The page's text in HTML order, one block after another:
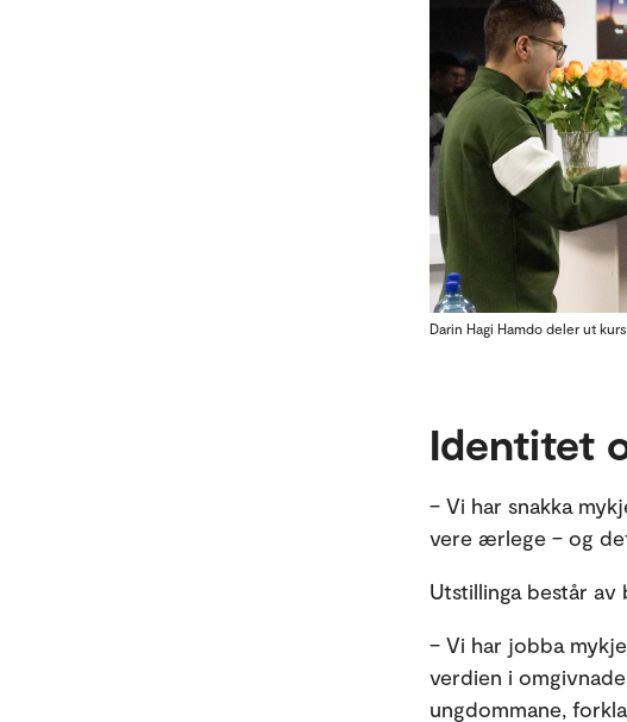
Darin Hagi Hamdo deler ut
Identitet
– Vi har snakka
vere ærlege – og
Utstillinga består av
– Vi har jobba
verdien i
ungdommane,